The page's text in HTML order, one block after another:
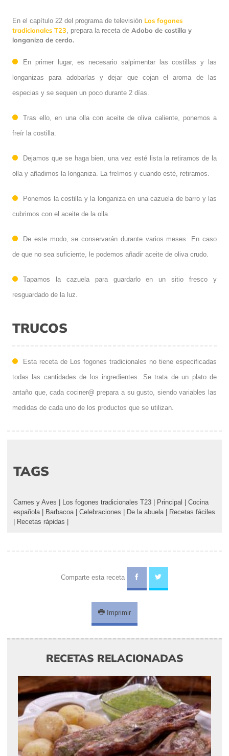
En el capítulo 22 del programa de televisión Los fogones
tradicionales T23, prepara la receta de Adobo de costilla y
longaniza de cerdo.
En primer lugar, es necesario salpimentar las costillas y las
longanizas para adobarlas y dejar que cojan el aroma de las
especias y se sequen un poco durante 2 días.
Tras ello, en una olla con aceite de oliva caliente, ponemos a
freír la costilla.
Dejamos que se haga bien, una vez esté lista la retiramos de la
olla y añadimos la longaniza. La freímos y cuando esté, retiramos.
Ponemos la costilla y la longaniza en una cazuela de barro y las
cubrimos con el aceite de la olla.
De este modo, se conservarán durante varios meses. En caso
de que no sea suficiente, le podemos añadir aceite de oliva crudo.
Tapamos la cazuela para guardarlo en un sitio fresco y
resguardado de la luz.
TRUCOS
Esta receta de Los fogones tradicionales no tiene especificadas
todas las cantidades de los ingredientes. Se trata de un plato de
antaño que, cada cociner@ prepara a su gusto, siendo variables las
medidas de cada uno de los productos que se utilizan.
TAGS
Carnes y Aves Los fogones tradicionales T23 Principal
Cocina
española| Barbacoa| Celebraciones De la abuela|
Recetas fáciles
Recetas rápidas
Comparte esta receta
Imprimir
RECETAS RELACIONADAS